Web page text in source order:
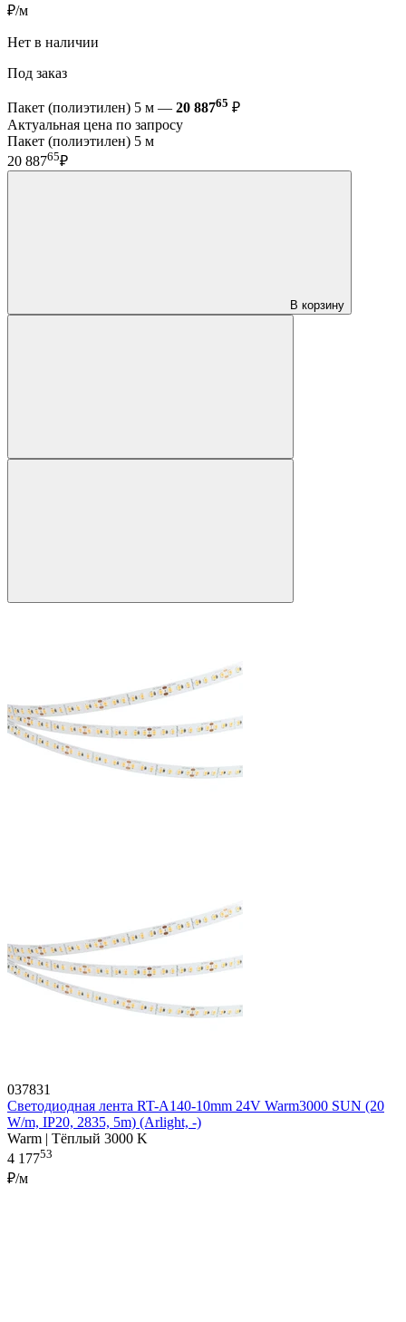
₽/м
Нет в наличии
Под заказ
Пакет (полиэтилен) 5 м — 20 88765 ₽
Актуальная цена по запросу
Пакет (полиэтилен) 5 м
20 88765₽
В корзину
037831
Светодиодная лента RT-A140-10mm 24V Warm3000 SUN (20
W/m, IP20, 2835, 5m) (Arlight, -)
Warm | Тёплый 3000 K
4 17753
₽/м